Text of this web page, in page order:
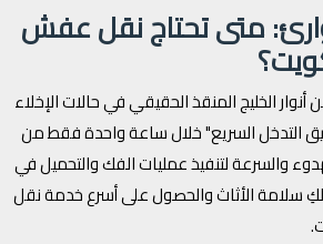
متى تحتاج نقل عفش
الخليج المنقذ الحقيقي في حالات الإخلاء
التدخل السريع" خلال ساعة واحدة فقط من
والسرعة لتنفيذ عمليات الفك والتحميل في
سلامة الأثاث والحصول على أسرع خدمة نقل